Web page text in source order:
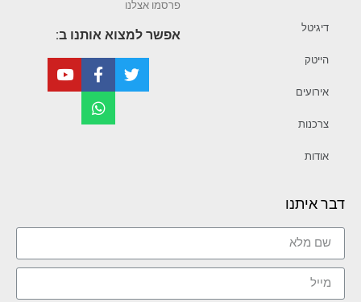
דיגיטל
הייטק
אירועים
צרכנות
אודות
פרסמו אצלנו
אפשר למצוא אותנו ב:
דבר איתנו